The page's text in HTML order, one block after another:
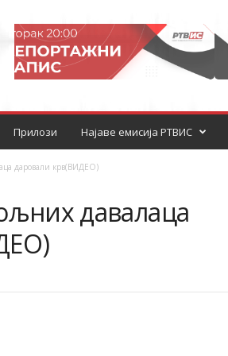
Прилози Најаве емисија РТВИС
даровали крв(ВИДЕО)
давалаца